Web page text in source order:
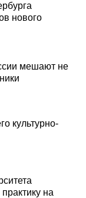
нового
мешают не
культурно-
на